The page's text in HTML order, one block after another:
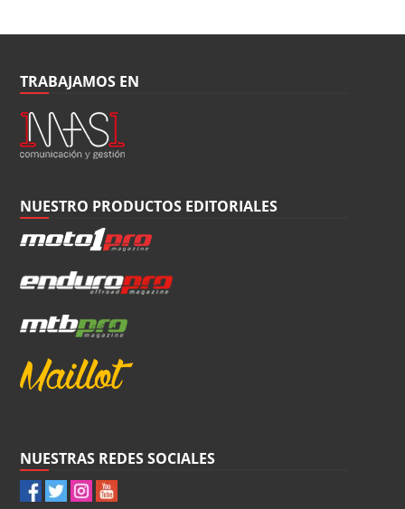
TRABAJAMOS EN
NUESTRO PRODUCTOS EDITORIALES
NUESTRAS REDES SOCIALES